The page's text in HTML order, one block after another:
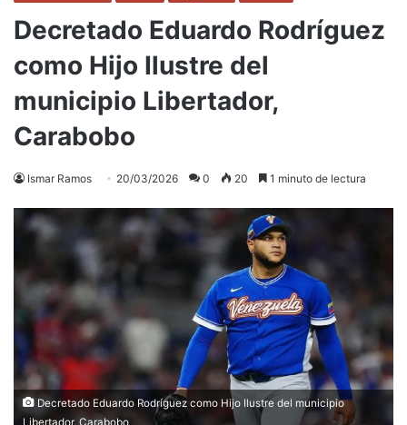
Decretado Eduardo Rodríguez
como Hijo Ilustre del
municipio Libertador,
Carabobo
Ismar Ramos 20/03/2026 0 20 1 minuto de lectura
Decretado Eduardo Rodríguez como Hijo Ilustre del municipio
Libertador, Carabobo